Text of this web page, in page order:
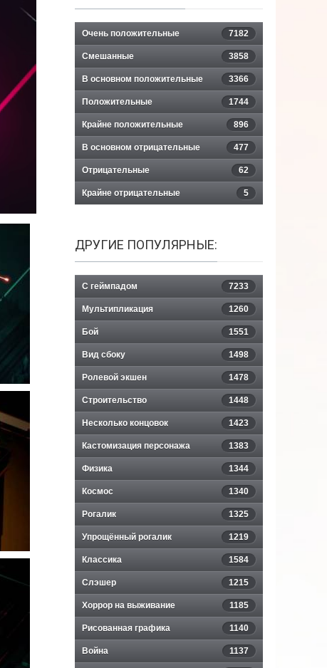
Очень положительные 7182
Смешанные 3858
В основном положительные 3366
Положительные 1744
Крайне положительные 896
В основном отрицательные 477
Отрицательные 62
Крайне отрицательные 5
ДРУГИЕ ПОПУЛЯРНЫЕ:
С геймпадом 7233
Мультипликация 1260
Бой 1551
Вид сбоку 1498
Ролевой экшен 1478
Строительство 1448
Несколько концовок 1423
Кастомизация персонажа 1383
Физика 1344
Космос 1340
Рогалик 1325
Упрощённый рогалик 1219
Классика 1584
Слэшер 1215
Хоррор на выживание 1185
Рисованная графика 1140
Война 1137